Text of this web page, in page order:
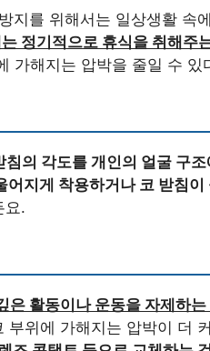
지를 위해서는 일상생활 속
정기적으로 휴식을 취해주
가해지는 압박을 줄일 수 있
의 각도를 개인의 얼굴 구
어지게 착용하거나 코 받침
요.
은 활동이나 운동을 자제하는
부위에 가해지는 압박이 더